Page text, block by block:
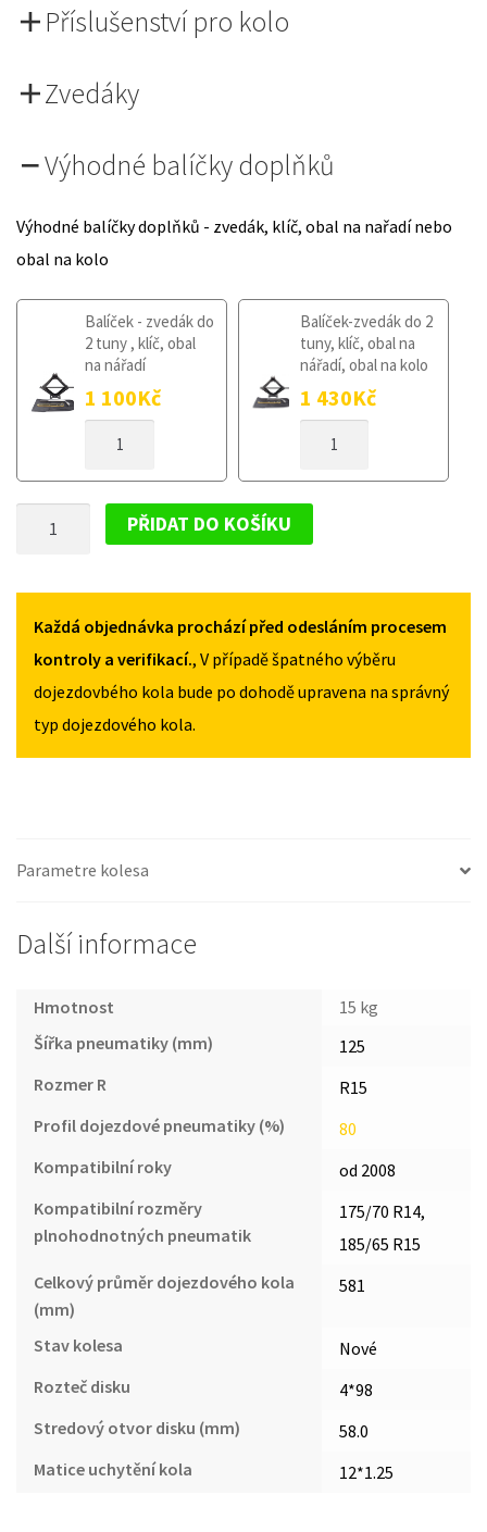
Příslušenství pro kolo
Zvedáky
Výhodné balíčky doplňků
Výhodné balíčky doplňků - zvedák, klíč, obal na nařadí nebo
obal na kolo
Balíček - zvedák do
2 tuny , klíč, obal
na nářadí
1 100Kč
KOLO
2008
Balíček-zvedák do 2
tuny, klíč, obal na
nářadí, obal na kolo
1 430Kč
KOLO
2008
NEMO
OD
2008
MNOŽSTVÍ
PŘIDAT DO KOŠÍKU
Každá objednávka prochází před odesláním procesem
kontroly a verifikací., V případě špatného výběru
dojezdovbého kola bude po dohodě upravena na správný
typ dojezdového kola.
Parametre kolesa
Další informace
Hmotnost
15 kg
Šířka pneumatiky (mm)
125
Rozmer R
R15
Profil dojezdové pneumatiky (%)
80
Kompatibilní roky
od 2008
Kompatibilní rozměry
plnohodnotných pneumatik
175/70 R14,
185/65 R15
Celkový průměr dojezdového kola
(mm)
581
Stav kolesa
Nové
Rozteč disku
4*98
Stredový otvor disku (mm)
58.0
Matice uchytění kola
12*1.25